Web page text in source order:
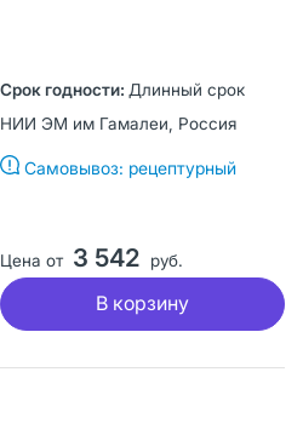
Длинный срок
НИИ ЭМ им Гамалеи, Россия
Самовывоз: рецептурный
Цена от 3 542 руб.
В корзину